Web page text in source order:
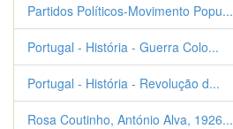
Partidos Políticos-Movimento Popu...
Portugal - História - Guerra Colo...
Portugal - História - Revolução d...
Rosa Coutinho, António Alva, 1926...